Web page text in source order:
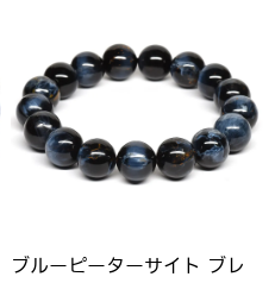
ブルーピーターサイト ブレ